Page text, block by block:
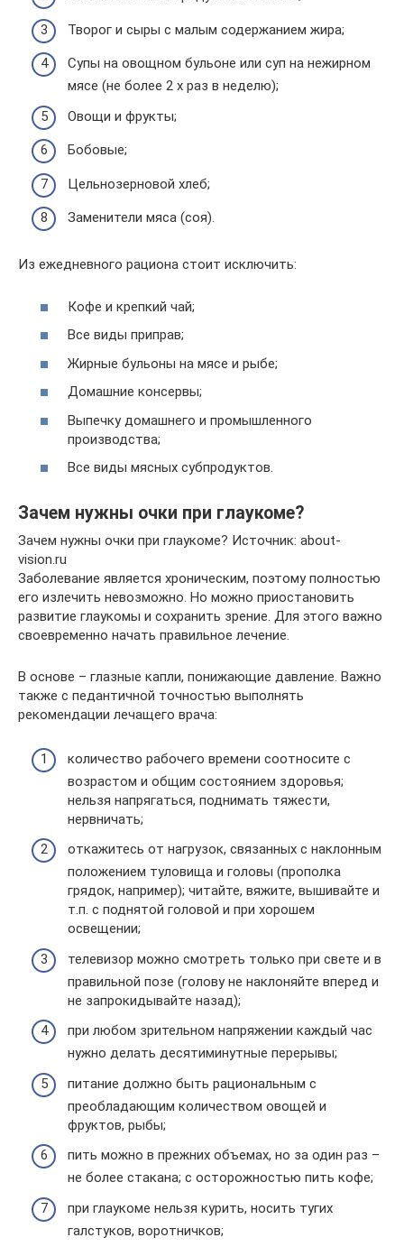
Творог и сыры с малым содержанием жира;
Супы на овощном бульоне или суп на нежирном
мясе (не более 2 х раз в неделю);
Овощи и фрукты;
Бобовые;
Цельнозерновой хлеб;
Заменители мяса (соя).
Из ежедневного рациона стоит исключить:
Кофе и крепкий чай;
Все виды приправ;
Жирные бульоны на мясе и рыбе;
Домашние консервы;
Выпечку домашнего и промышленного
производства;
Все виды мясных субпродуктов.
Зачем нужны очки при глаукоме?
Зачем нужны очки при глаукоме? Источник: about-
vision.ru
Заболевание является хроническим, поэтому полностью
его излечить невозможно. Но можно приостановить
развитие глаукомы и сохранить зрение. Для этого важно
своевременно начать правильное лечение.
В основе – глазные капли, понижающие давление. Важно
также с педантичной точностью выполнять
рекомендации лечащего врача:
количество рабочего времени соотносите с
возрастом и общим состоянием здоровья;
нельзя напрягаться, поднимать тяжести,
нервничать;
откажитесь от нагрузок, связанных с наклонным
положением туловища и головы (прополка
грядок, например); читайте, вяжите, вышивайте и
т.п. с поднятой головой и при хорошем
освещении;
телевизор можно смотреть только при свете и в
правильной позе (голову не наклоняйте вперед и
не запрокидывайте назад);
при любом зрительном напряжении каждый час
нужно делать десятиминутные перерывы;
питание должно быть рациональным с
преобладающим количеством овощей и
фруктов, рыбы;
пить можно в прежних объемах, но за один раз –
не более стакана; с осторожностью пить кофе;
при глаукоме нельзя курить, носить тугих
галстуков, воротничков;